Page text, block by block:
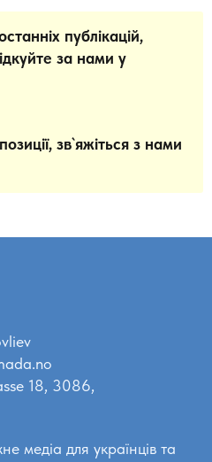
публікацій,
за нами у
зв`яжіться з нами
18, 3086,
медіа для українців та